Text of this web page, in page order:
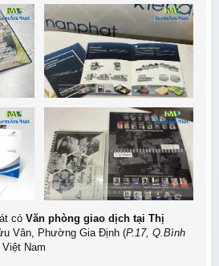
Giá Thành
(VNĐ/cuốn)
Ghi chú
170.000đ Giá tính theo quyển
140.000đ
160.000đ
145.000đ
100.000đ
có Văn phòng giao dịch tại Thị
Vân, Phường Gia Định (P.17, Q.Bình
Nam